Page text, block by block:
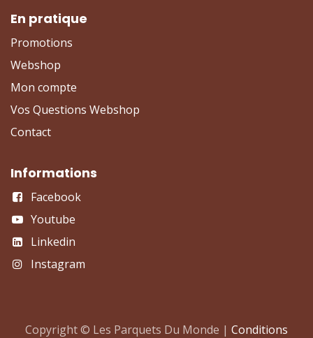
En pratique
Promotions
Webshop
Mon compte
Vos Questions Webshop
Contact
Informations
Facebook
Youtube
Linkedin
Instagram
Copyright © Les Parquets Du Monde | Conditions